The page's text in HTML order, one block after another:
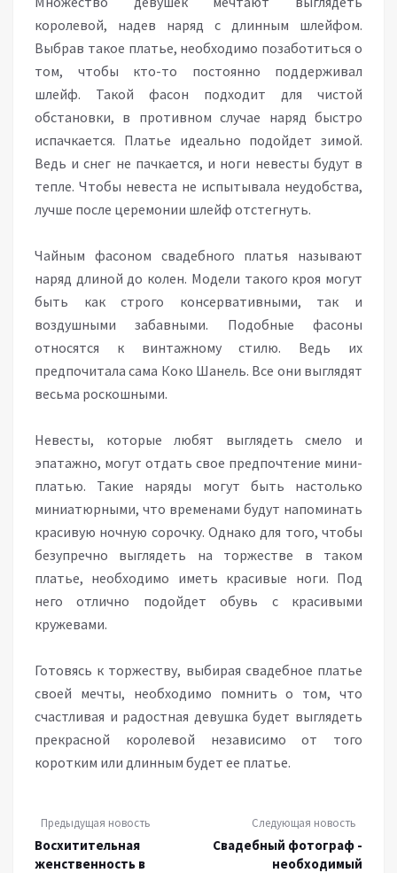
королевой, надев наряд с длинным шлейфом.
Выбрав такое платье, необходимо позаботиться о
том, чтобы кто-то постоянно поддерживал
шлейф. Такой фасон подходит для чистой
обстановки, в противном случае наряд быстро
испачкается. Платье идеально подойдет зимой.
Ведь и снег не пачкается, и ноги невесты будут в
тепле. Чтобы невеста не испытывала неудобства,
лучше после церемонии шлейф отстегнуть.
Чайным фасоном свадебного платья называют
наряд длиной до колен. Модели такого кроя могут
быть как строго консервативными, так и
воздушными забавными. Подобные фасоны
относятся к винтажному стилю. Ведь их
предпочитала сама Коко Шанель. Все они выглядят
весьма роскошными.
Невесты, которые любят выглядеть смело и
эпатажно, могут отдать свое предпочтение мини-
платью. Такие наряды могут быть настолько
миниатюрными, что временами будут напоминать
красивую ночную сорочку. Однако для того, чтобы
безупречно выглядеть на торжестве в таком
платье, необходимо иметь красивые ноги. Под
него отлично подойдет обувь с красивыми
кружевами.
Готовясь к торжеству, выбирая свадебное платье
своей мечты, необходимо помнить о том, что
счастливая и радостная девушка будет выглядеть
прекрасной королевой независимо от того
коротким или длинным будет ее платье.
Предыдущая новость
Восхитительная
женственность в
Следующая новость
Свадебный фотограф -
необходимый